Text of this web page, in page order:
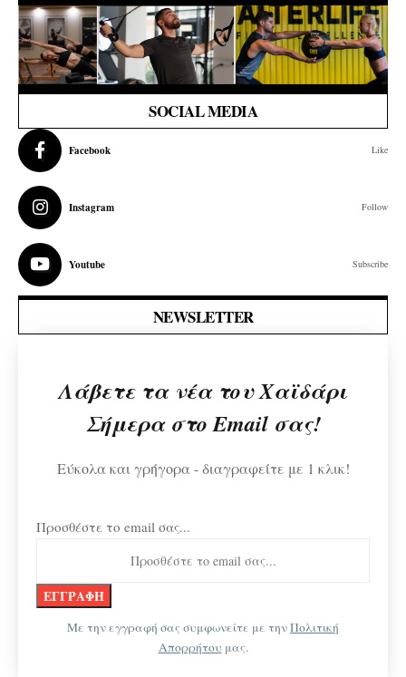
SOCIAL MEDIA
Facebook Like
Instagram Follow
Youtube Subscribe
NEWSLETTER
Λάβετε τα νέα του Χαϊδάρι
Σήμερα στο Email σας!
Εύκολα και γρήγορα - διαγραφείτε με 1 κλικ!
Προσθέστε το email σας...
Με την εγγραφή σας συμφωνείτε με τηνΠολιτική
Απορρήτου μας.